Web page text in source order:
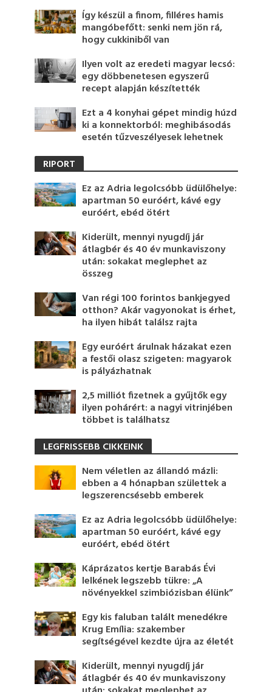
Így készül a finom, filléres hamis
mangóbefőtt: senki nem jön rá,
hogy cukkiniből van
Ilyen volt az eredeti magyar lecsó:
egy döbbenetesen egyszerű
recept alapján készítették
Ezt a 4 konyhai gépet mindig húzd
ki a konnektorból: meghibásodás
esetén tűzveszélyesek lehetnek
RIPORT
Ez az Adria legolcsóbb üdülőhelye:
apartman 50 euróért, kávé egy
euróért, ebéd ötért
Kiderült, mennyi nyugdíj jár
átlagbér és 40 év munkaviszony
után: sokakat meglephet az
összeg
Van régi 100 forintos bankjegyed
otthon? Akár vagyonokat is érhet,
ha ilyen hibát találsz rajta
Egy euróért árulnak házakat ezen
a festői olasz szigeten: magyarok
is pályázhatnak
2,5 milliót fizetnek a gyűjtők egy
ilyen pohárért: a nagyi vitrinjében
többet is találhatsz
LEGFRISSEBB CIKKEINK
Nem véletlen az állandó mázli:
ebben a 4 hónapban születtek a
legszerencsésebb emberek
Ez az Adria legolcsóbb üdülőhelye:
apartman 50 euróért, kávé egy
euróért, ebéd ötért
Káprázatos kertje Barabás Évi
lelkének legszebb tükre: „A
növényekkel szimbiózisban élünk”
Egy kis faluban talált menedékre
Krug Emília: szakember
segítségével kezdte újra az életét
Kiderült, mennyi nyugdíj jár
átlagbér és 40 év munkaviszony